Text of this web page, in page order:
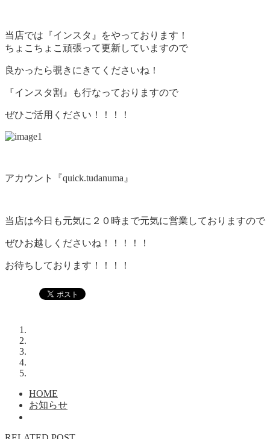
当店では『インスタ』をやっております！
ちょこちょこ頑張って更新していますので
良かったら覗きにきてくださいね！
『インスタ割』も行なっておりますので
ぜひご活用ください！！！！
アカウント『quick.tudanuma』
当店は今日も元気に２０時まで元気に営業しておりますので
ぜひお越しくださいね！！！！！
お待ちしております！！！！
HOME
お知らせ